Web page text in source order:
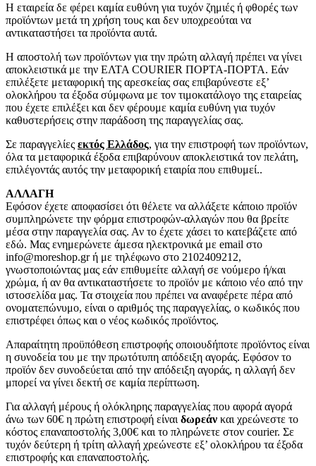
Η εταιρεία δε φέρει καμία ευθύνη για τυχόν ζημιές ή φθορές των
προϊόντων μετά τη χρήση τους και δεν υποχρεούται να
αντικαταστήσει τα προϊόντα αυτά.
Η αποστολή των προϊόντων για την πρώτη αλλαγή πρέπει να γίνει
αποκλειστικά με την ΕΛΤΑ COURIER ΠΟΡΤΑ-ΠΟΡΤΑ. Εάν
επιλέξετε μεταφορική της αρεσκείας σας επιβαρύνεστε εξ’
ολοκλήρου τα έξοδα σύμφωνα με τον τιμοκατάλογο της εταιρείας
που έχετε επιλέξει και δεν φέρουμε καμία ευθύνη για τυχόν
καθυστερήσεις στην παράδοση της παραγγελίας σας.
Σε παραγγελίες εκτός Ελλάδος, για την επιστροφή των προϊόντων,
όλα τα μεταφορικά έξοδα επιβαρύνουν αποκλειστικά τον πελάτη,
επιλέγοντάς αυτός την μεταφορική εταιρία που επιθυμεί..
ΑΛΛΑΓΗ
Εφόσον έχετε αποφασίσει ότι θέλετε να αλλάξετε κάποιο προϊόν
συμπληρώνετε την φόρμα επιστροφών-αλλαγών που θα βρείτε
μέσα στην παραγγελία σας. Αν το έχετε χάσει το κατεβάζετε από
εδώ. Μας ενημερώνετε άμεσα ηλεκτρονικά με email στο
info@moreshop.gr ή με τηλέφωνο στο 2102409212,
γνωστοποιώντας μας εάν επιθυμείτε αλλαγή σε νούμερο ή/και
χρώμα, ή αν θα αντικαταστήσετε το προϊόν με κάποιο νέο από την
ιστοσελίδα μας. Τα στοιχεία που πρέπει να αναφέρετε πέρα από
ονοματεπώνυμο, είναι ο αριθμός της παραγγελίας, ο κωδικός που
επιστρέφει όπως και ο νέος κωδικός προϊόντος.
Απαραίτητη προϋπόθεση επιστροφής οποιουδήποτε προϊόντος είναι
η συνοδεία του με την πρωτότυπη απόδειξη αγοράς. Εφόσον το
προϊόν δεν συνοδεύεται από την απόδειξη αγοράς, η αλλαγή δεν
μπορεί να γίνει δεκτή σε καμία περίπτωση.
Για αλλαγή μέρους ή ολόκληρης παραγγελίας που αφορά αγορά
άνω των 60€ η πρώτη επιστροφή είναι δωρεάν και χρεώνεστε το
κόστος επαναποστολής 3,00€ και το πληρώνετε στον courier. Σε
τυχόν δεύτερη ή τρίτη αλλαγή χρεώνεστε εξ’ ολοκλήρου τα έξοδα
επιστροφής και επαναποστολής.